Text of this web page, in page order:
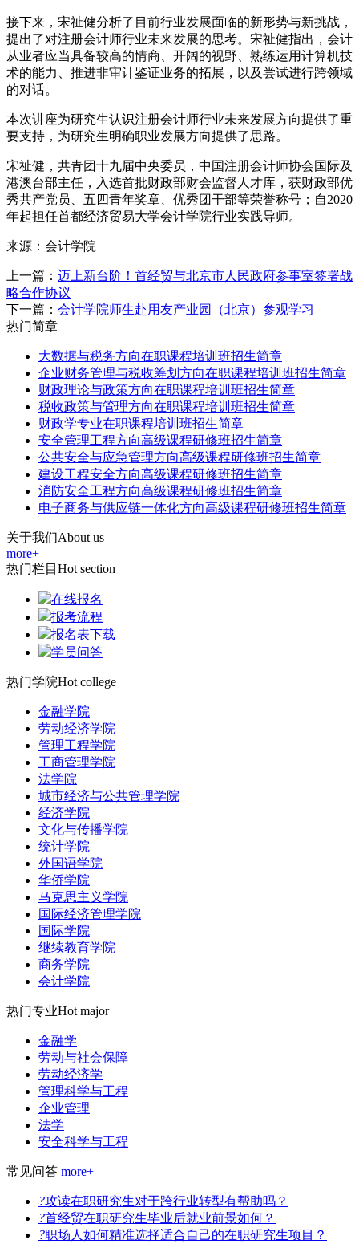
接下来，宋祉健分析了目前行业发展面临的新形势与新挑战，
提出了对注册会计师行业未来发展的思考。宋祉健指出，会计
从业者应当具备较高的情商、开阔的视野、熟练运用计算机技
术的能力、推进非审计鉴证业务的拓展，以及尝试进行跨领域
的对话。
本次讲座为研究生认识注册会计师行业未来发展方向提供了重
要支持，为研究生明确职业发展方向提供了思路。
宋祉健，共青团十九届中央委员，中国注册会计师协会国际及
港澳台部主任，入选首批财政部财会监督人才库，获财政部优
秀共产党员、五四青年奖章、优秀团干部等荣誉称号；自2020
年起担任首都经济贸易大学会计学院行业实践导师。
来源：会计学院
上一篇： 迈上新台阶！首经贸与北京市人民政府参事室签署战
略合作协议
下一篇： 会计学院师生赴用友产业园（北京）参观学习
热门简章
大数据与税务方向在职课程培训班招生简章
企业财务管理与税收筹划方向在职课程培训班招生简章
财政理论与政策方向在职课程培训班招生简章
税收政策与管理方向在职课程培训班招生简章
财政学专业在职课程培训班招生简章
安全管理工程方向高级课程研修班招生简章
公共安全与应急管理方向高级课程研修班招生简章
建设工程安全方向高级课程研修班招生简章
消防安全工程方向高级课程研修班招生简章
电子商务与供应链一体化方向高级课程研修班招生简章
关于我们About us
more+
热门栏目 Hot section
在线报名
报考流程
报名表下载
学员问答
热门学院Hot college
金融学院
劳动经济学院
管理工程学院
工商管理学院
法学院
城市经济与公共管理学院
经济学院
文化与传播学院
统计学院
外国语学院
华侨学院
马克思主义学院
国际经济管理学院
国际学院
继续教育学院
商务学院
会计学院
热门专业Hot major
金融学
劳动与社会保障
劳动经济学
管理科学与工程
企业管理
法学
安全科学与工程
常见问答 more+
?攻读在职研究生对于跨行业转型有帮助吗？
?首经贸在职研究生毕业后就业前景如何？
?职场人如何精准选择适合自己的在职研究生项目？